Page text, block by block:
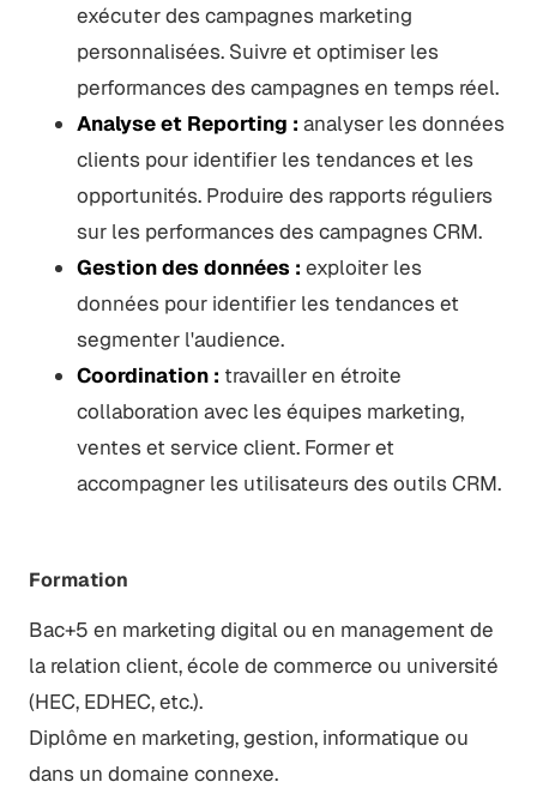
exécuter des campagnes marketing
personnalisées. Suivre et optimiser les
performances des campagnes en temps réel.
Analyse et Reporting : analyser les données
clients pour identifier les tendances et les
opportunités. Produire des rapports réguliers
sur les performances des campagnes CRM.
Gestion des données : exploiter les
données pour identifier les tendances et
segmenter l'audience.
Coordination : travailler en étroite
collaboration avec les équipes marketing,
ventes et service client. Former et
accompagner les utilisateurs des outils CRM.
Formation
Bac+5 en marketing digital ou en management de
la relation client, école de commerce ou université
(HEC, EDHEC, etc.).
Diplôme en marketing, gestion, informatique ou
dans un domaine connexe.